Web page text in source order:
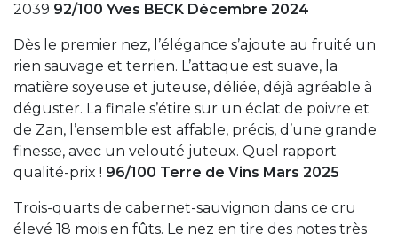
2039 92/100 Yves BECK Décembre 2024
Dès le premier nez, l’élégance s’ajoute au fruité un
rien sauvage et terrien. L’attaque est suave, la
matière soyeuse et juteuse, déliée, déjà agréable à
déguster. La finale s’étire sur un éclat de poivre et
de Zan, l’ensemble est affable, précis, d’une grande
finesse, avec un velouté juteux. Quel rapport
qualité-prix ! 96/100 Terre de Vins Mars 2025
Trois-quarts de cabernet-sauvignon dans ce cru
élevé 18 mois en fûts. Le nez en tire des notes très